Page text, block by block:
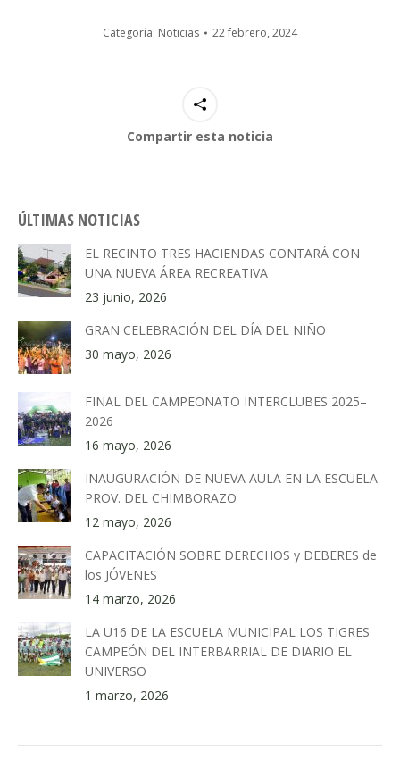
Categoría: Noticias 22 febrero, 2024
Compartir esta noticia
ÚLTIMAS NOTICIAS
EL RECINTO TRES HACIENDAS CONTARÁ CON
UNA NUEVA ÁREA RECREATIVA
23 junio, 2026
GRAN CELEBRACIÓN DEL DÍA DEL NIÑO
30 mayo, 2026
FINAL DEL CAMPEONATO INTERCLUBES 2025–
2026
16 mayo, 2026
INAUGURACIÓN DE NUEVA AULA EN LA ESCUELA
PROV. DEL CHIMBORAZO
12 mayo, 2026
CAPACITACIÓN SOBRE DERECHOS y DEBERES de
los JÓVENES
14 marzo, 2026
LA U16 DE LA ESCUELA MUNICIPAL LOS TIGRES
CAMPEÓN DEL INTERBARRIAL DE DIARIO EL
UNIVERSO
1 marzo, 2026